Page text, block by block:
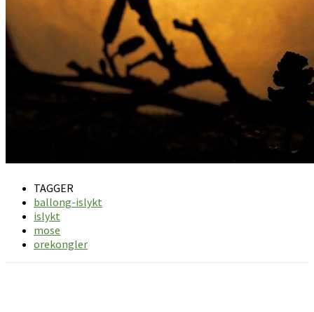
TAGGER
ballong-islykt
islykt
mose
orekongler